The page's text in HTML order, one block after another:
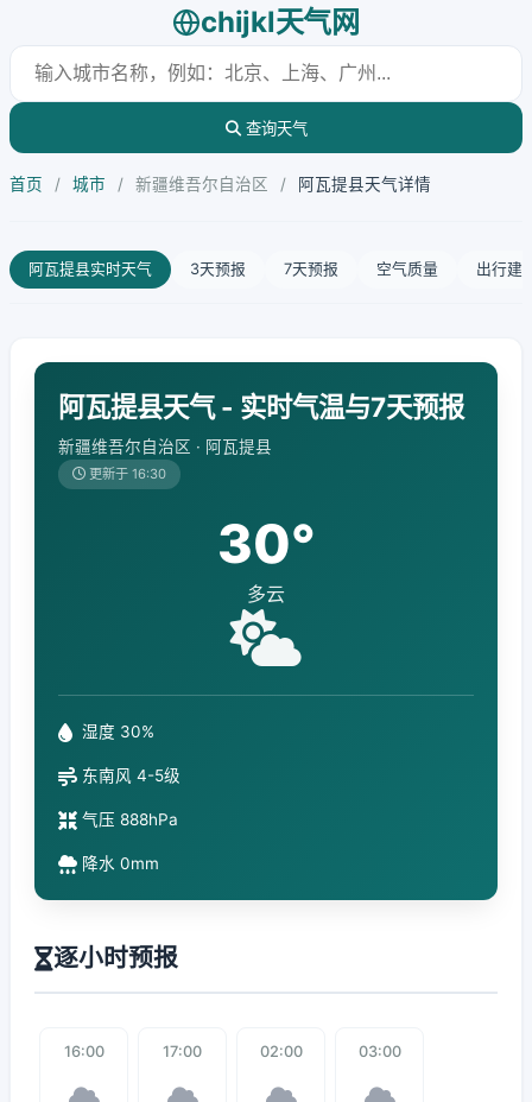
chijkl天气网
查询天气
首页 / 城市 / 新疆维吾尔自治区 / 阿瓦提县天气详情
阿瓦提县实时天气 3天预报 7天预报 空气质量 出行建
阿瓦提县天气 - 实时气温与7天预报
新疆维吾尔自治区 · 阿瓦提县
更新于 16:30
30°
多云
湿度 30%
东南风 4-5级
气压 888hPa
降水 0mm
逐小时预报
16:00 17:00 02:00 03:00